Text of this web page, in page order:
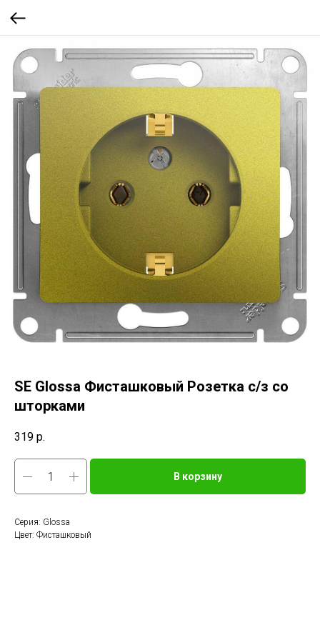
SE Glossa Фисташковый Розетка с/з со
шторками
319 р.
В корзину
Серия: Glossa
Цвет: Фисташковый